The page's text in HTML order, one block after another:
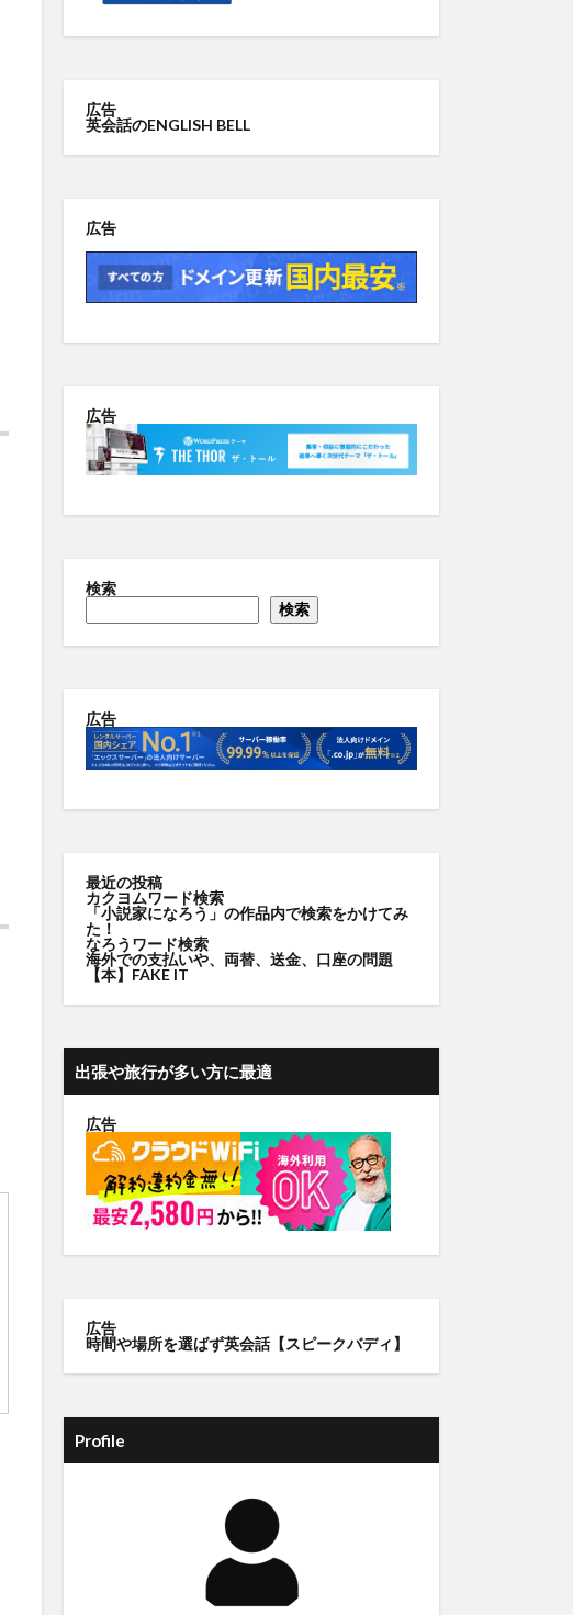
広告
英会話のENGLISH BELL
広告
広告
検索
検索
広告
最近の投稿
カクヨムワード検索
「小説家になろう」の作品内で検索をかけてみ
た！
なろうワード検索
海外での支払いや、両替、送金、口座の問題
【本】FAKE IT
出張や旅行が多い方に最適
広告
広告
時間や場所を選ばず英会話【スピークバディ】
Profile